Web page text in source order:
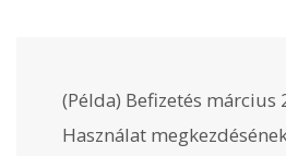
(Példa) Befizetés március
Használat